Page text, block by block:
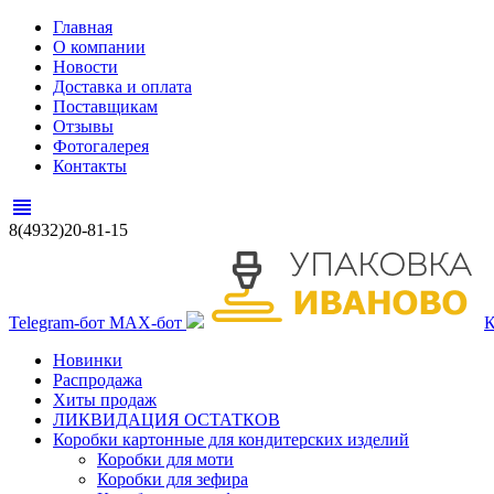
Главная
О компании
Новости
Доставка и оплата
Поставщикам
Отзывы
Фотогалерея
Контакты
view_headline
8(4932)20-81-15
Telegram-бот MAX-бот
Новинки
Распродажа
Хиты продаж
ЛИКВИДАЦИЯ ОСТАТКОВ
Коробки картонные для кондитерских изделий
Коробки для моти
Коробки для зефира